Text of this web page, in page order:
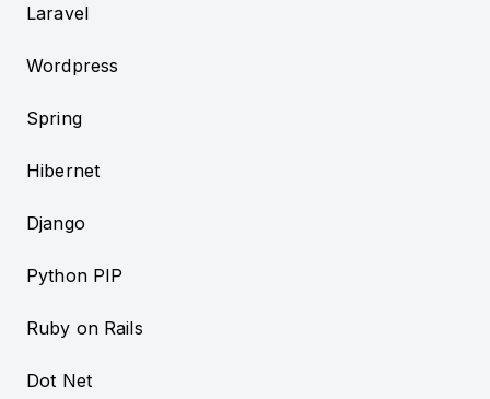
Laravel
Wordpress
Spring
Hibernet
Django
Python PIP
Ruby on Rails
Dot Net